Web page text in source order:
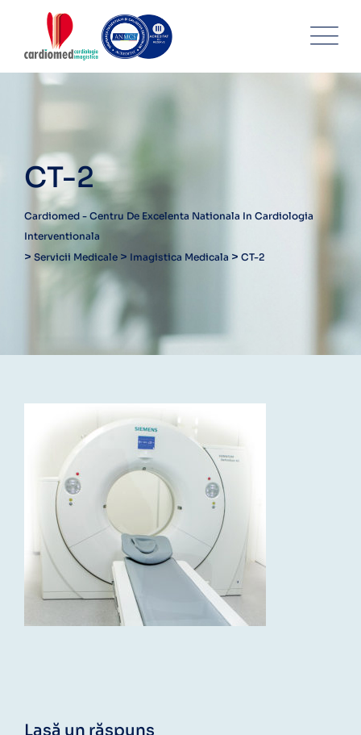
content
CT-2
Cardiomed - Centru De Excelenta Nationala In Cardiologia
Interventionala
> Servicii Medicale > Imagistica Medicala > CT-2
Lasă un răspuns